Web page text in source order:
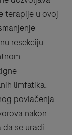
terapije u ovoj
resekciju
limfatika.
povlačenja
nakon
se uradi